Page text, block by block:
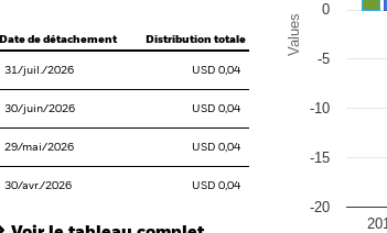
Date de détachement Distribution totale
31/juil./2026 USD 0,04
30/juin/2026 USD 0,04
29/mai/2026 USD 0,04
30/avr./2026 USD 0,04
Values
-20
-15
-10
-5
0